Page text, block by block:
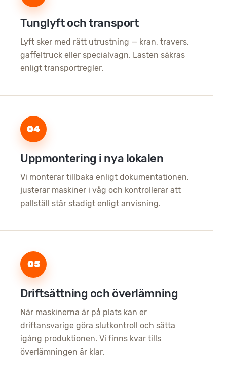
Tunglyft och transport
Lyft sker med rätt utrustning — kran, travers,
gaffeltruck eller specialvagn. Lasten säkras
enligt transportregler.
04
Uppmontering i nya lokalen
Vi monterar tillbaka enligt dokumentationen,
justerar maskiner i våg och kontrollerar att
pallställ står stadigt enligt anvisning.
05
Driftsättning och överlämning
När maskinerna är på plats kan er
driftansvarige göra slutkontroll och sätta
igång produktionen. Vi finns kvar tills
överlämningen är klar.